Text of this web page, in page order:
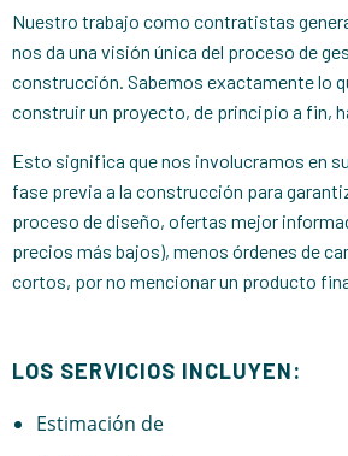
Nuestro trabajo como contratistas
nos da una visión única del proceso de
construcción. Sabemos exactamente lo
construir un proyecto, de principio a fin,
Esto significa que nos involucramos en
fase previa a la construcción para
proceso de diseño, ofertas mejor
precios más bajos), menos órdenes de
cortos, por no mencionar un producto
LOS SERVICIOS INCLUYEN:
Estimación de